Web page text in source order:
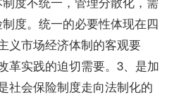
度。统一的必要性体现在四
义市场经济体制的客观要
革实践的迫切需要。3、是加
社会保险制度走向法制化的